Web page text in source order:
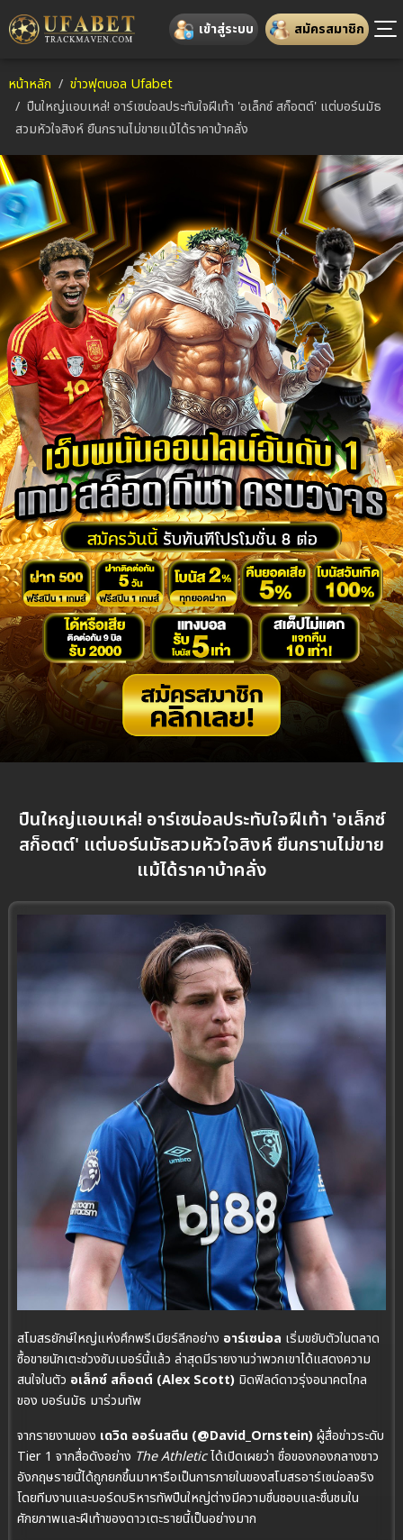
เข้าสู่ระบบ สมัครสมาชิก
หน้าหลัก
ข่าวฟุตบอล Ufabet
ปืนใหญ่แอบเหล่! อาร์เซน่อลประทับใจฝีเท้า 'อเล็กซ์ สก็อตต์' แต่บอร์นมัธ
สวมหัวใจสิงห์ ยืนกรานไม่ขายแม้ได้ราคาบ้าคลั่ง
ปืนใหญ่แอบเหล่! อาร์เซน่อลประทับใจฝีเท้า 'อเล็กซ์
สก็อตต์' แต่บอร์นมัธสวมหัวใจสิงห์ ยืนกรานไม่ขาย
แม้ได้ราคาบ้าคลั่ง
สโมสรยักษ์ใหญ่แห่งศึกพรีเมียร์ลีกอย่าง อาร์เซน่อล เริ่มขยับตัวในตลาด
ซื้อขายนักเตะช่วงซัมเมอร์นี้แล้ว ล่าสุดมีรายงานว่าพวกเขาได้แสดงความ
สนใจในตัว อเล็กซ์ สก็อตต์ (Alex Scott)มิดฟิลด์ดาวรุ่งอนาคตไกล
ของ บอร์นมัธ มาร่วมทัพ
จากรายงานของ เดวิด ออร์นสตีน (@David_Ornstein)ผู้สื่อข่าวระดับ
Tier 1 จากสื่อดังอย่าง The Athleticได้เปิดเผยว่า ชื่อของกองกลางชาว
อังกฤษรายนี้ได้ถูกยกขึ้นมาหารือเป็นการภายในของสโมสรอาร์เซน่อลจริง
โดยทีมงานและบอร์ดบริหารทัพปืนใหญ่ต่างมีความชื่นชอบและชื่นชมใน
ศักยภาพและฝีเท้าของดาวเตะรายนี้เป็นอย่างมาก